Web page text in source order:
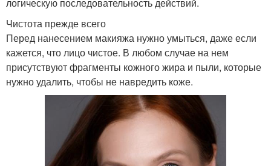
логическую последовательность действий.
Чистота прежде всего
Перед нанесением макияжа нужно умыться, даже если
кажется, что лицо чистое. В любом случае на нем
присутствуют фрагменты кожного жира и пыли, которые
нужно удалить, чтобы не навредить коже.